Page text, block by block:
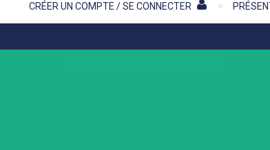
CRÉER UN COMPTE / SE CONNECTER